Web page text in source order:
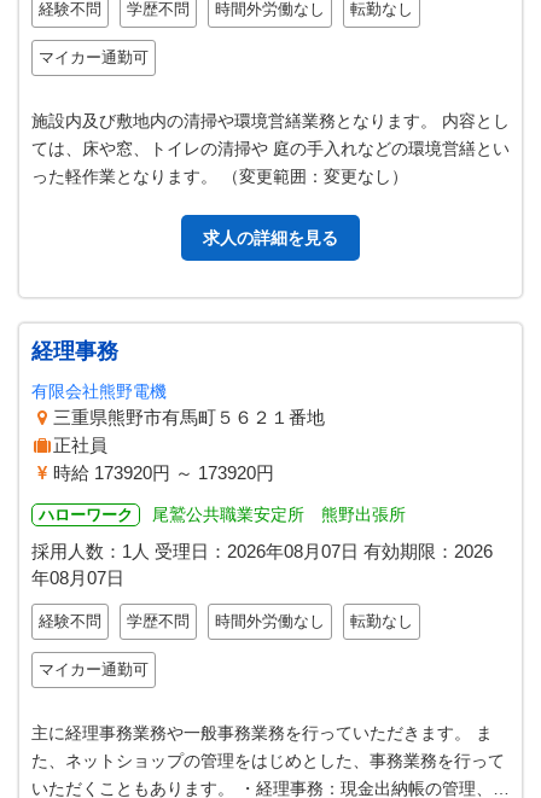
経験不問 学歴不問 時間外労働なし 転勤なし
マイカー通勤可
施設内及び敷地内の清掃や環境営繕業務となります。 内容とし
ては、床や窓、トイレの清掃や 庭の手入れなどの環境営繕とい
った軽作業となります。 （変更範囲：変更なし）
求人の詳細を見る
経理事務
有限会社熊野電機
三重県熊野市有馬町５６２１番地
正社員
時給 173920円 ～ 173920円
ハローワーク 尾鷲公共職業安定所 熊野出張所
採用人数：1人 受理日： 2026年08月07日 有効期限： 2026
年08月07日
経験不問 学歴不問 時間外労働なし 転勤なし
マイカー通勤可
主に経理事務業務や一般事務業務を行っていただきます。 ま
た、ネットショップの管理をはじめとした、事務業務を行って
いただくこともあります。 ・経理事務：現金出納帳の管理、銀